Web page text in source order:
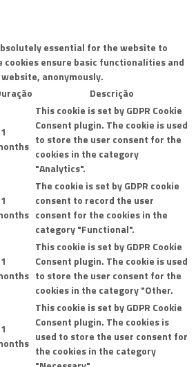
essential for the website to
ensure basic functionalities and
anonymously.
Descrição
This cookie is set by GDPR Cookie
Consent plugin. The cookie is used
to store the user consent for the
cookies in the category
"Analytics".
The cookie is set by GDPR cookie
consent to record the user
consent for the cookies in the
category "Functional".
This cookie is set by GDPR Cookie
Consent plugin. The cookie is used
to store the user consent for the
cookies in the category "Other.
This cookie is set by GDPR Cookie
Consent plugin. The cookies is
used to store the user consent for
the cookies in the category